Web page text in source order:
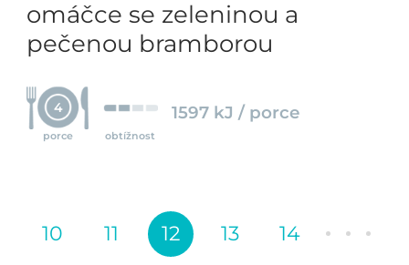
omáčce se zeleninou a
pečenou bramborou
4
porce obtížnost
1597 kJ / porce
10 11 12 13
14